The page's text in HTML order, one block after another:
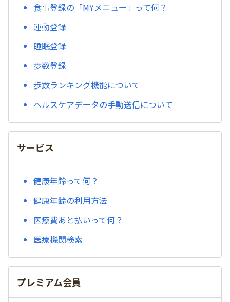
食事登録の「MYメニュー」って何？
運動登録
睡眠登録
歩数登録
歩数ランキング機能について
ヘルスケアデータの手動送信について
サービス
健康年齢って何？
健康年齢の利用方法
医療費あと払いって何？
医療機関検索
プレミアム会員